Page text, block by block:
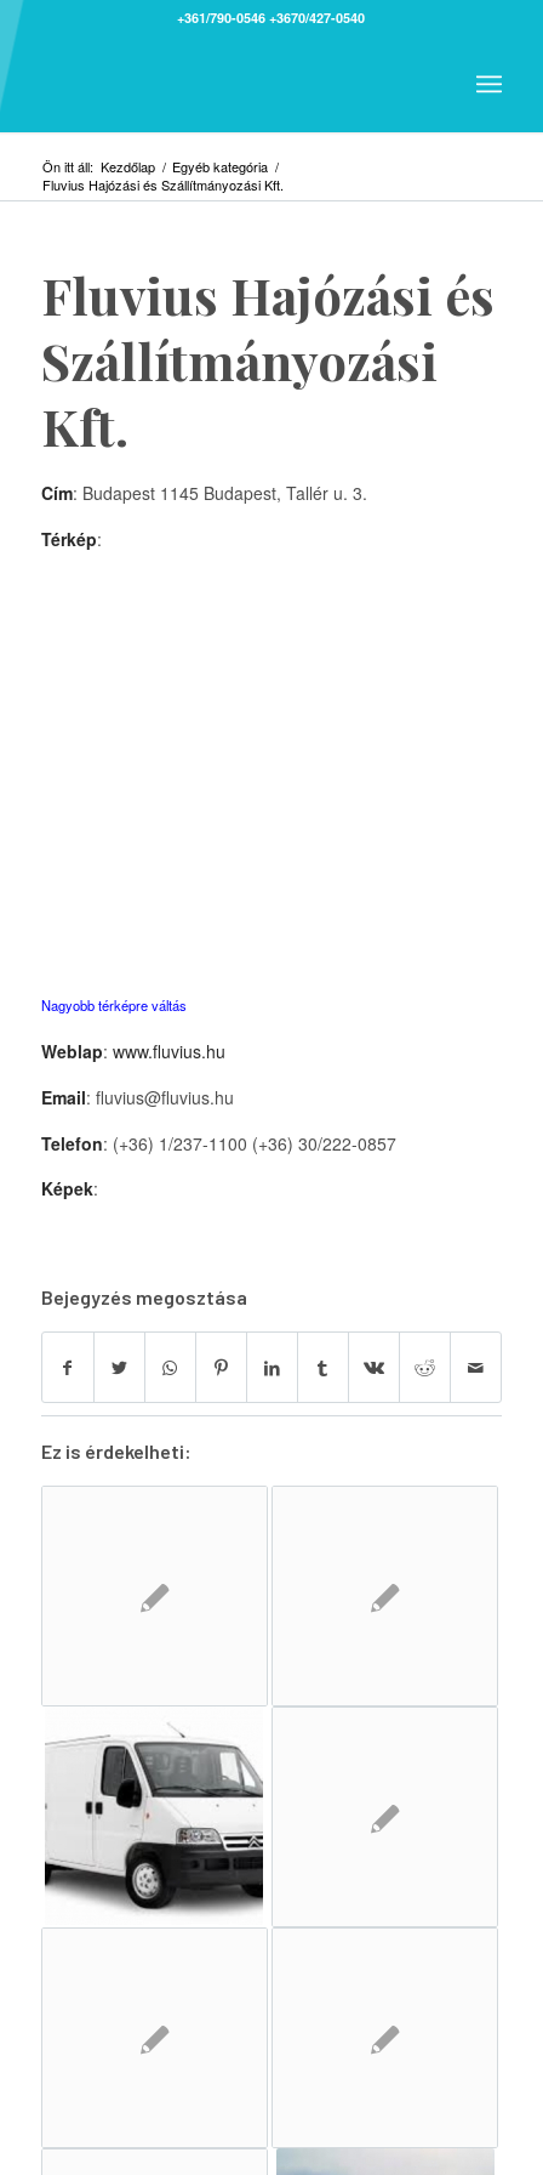
+361/790-0546 +3670/427-0540
Ön itt áll: Kezdőlap / Egyéb kategória /
Fluvius Hajózási és Szállítmányozási Kft.
Fluvius Hajózási és
Szállítmányozási
Kft.
Cím: Budapest 1145 Budapest, Tallér u. 3.
Térkép:
Nagyobb térképre váltás
Weblap: www.fluvius.hu
Email: fluvius@fluvius.hu
Telefon: (+36) 1/237-1100 (+36) 30/222-0857
Képek:
Bejegyzés megosztása
Ez is érdekelheti: